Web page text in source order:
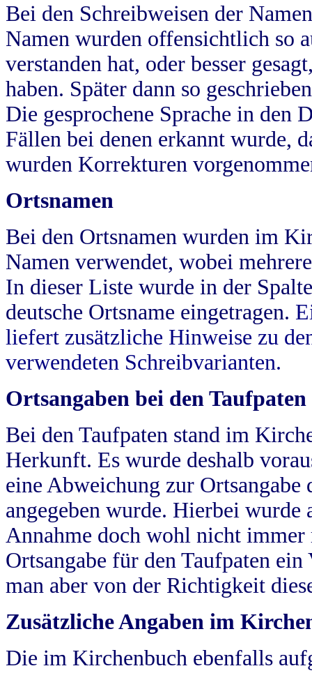
Bei den Schreibweisen der
Namen wurden offensichtlich so
verstanden hat, oder besser
haben. Später dann so
Die gesprochene Sprache in
Fällen bei denen erkannt wurde,
wurden Korrekturen
Ortsnamen
Bei den Ortsnamen wurden im
Namen verwendet, wobei
In dieser Liste wurde in der
deutsche Ortsname eingetragen.
liefert zusätzliche Hinweise zu
verwendeten Schreibvarianten.
Ortsangaben bei den Taufpaten
Bei den Taufpaten stand im
Herkunft. Es wurde deshalb
eine Abweichung zur
angegeben wurde. Hierbei wurde
Annahme doch wohl nicht
Ortsangabe für den Taufpaten
man aber von der Richtigkeit
Zusätzliche Angaben im
Die im Kirchenbuch ebenfalls